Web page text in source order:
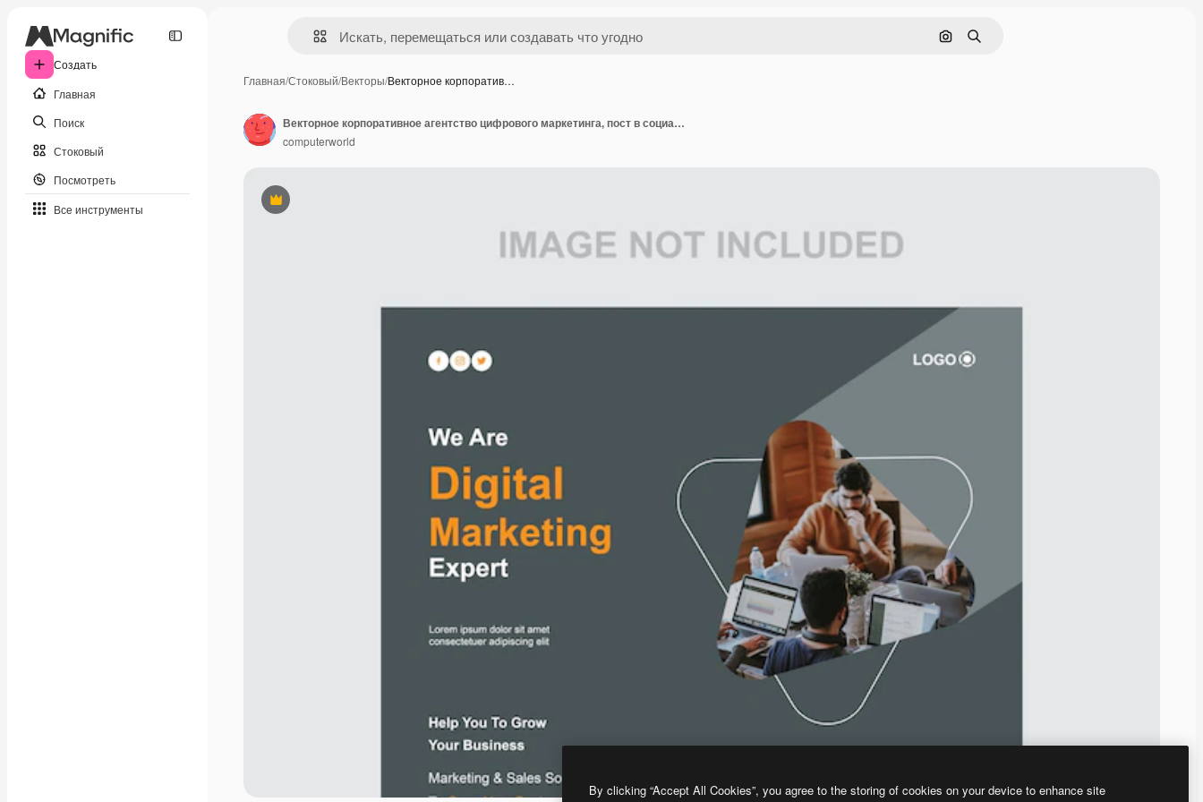
Создать
Главная
Поиск
Стоковый
Посмотреть
Все инструменты
Поиск по изображению
Поиск
Главная/Стоковый/Векторы/Векторное корпоратив…
Премиум
Векторное корпоративное агентство цифрового маркетинга, пост в социальных сетях и шаблон баннера
computerworld
By clicking “Accept All Cookies”, you agree to the storing of cookies on your device to enhance site